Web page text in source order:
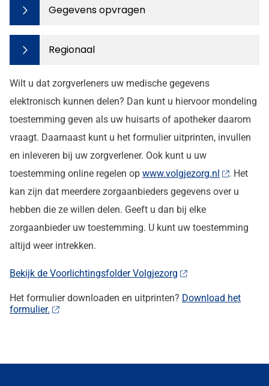
Gegevens opvragen
Regionaal
Wilt u dat zorgverleners uw medische gegevens
elektronisch kunnen delen? Dan kunt u hiervoor mondeling
toestemming geven als uw huisarts of apotheker daarom
vraagt. Daarnaast kunt u het formulier uitprinten, invullen
en inleveren bij uw zorgverlener. Ook kunt u uw
toestemming online regelen op www.volgjezorg.nl
. Het
kan zijn dat meerdere zorgaanbieders gegevens over u
hebben die ze willen delen. Geeft u dan bij elke
zorgaanbieder uw toestemming. U kunt uw toestemming
altijd weer intrekken.
Bekijk de Voorlichtingsfolder Volgjezorg
Het formulier downloaden en uitprinten? Download het
formulier.